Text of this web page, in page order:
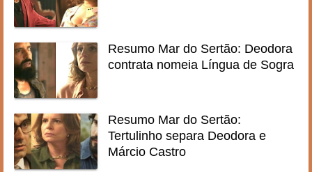
Resumo Mar do Sertão: Deodora
contrata nomeia Língua de Sogra
Resumo Mar do Sertão:
Tertulinho separa Deodora e
Márcio Castro